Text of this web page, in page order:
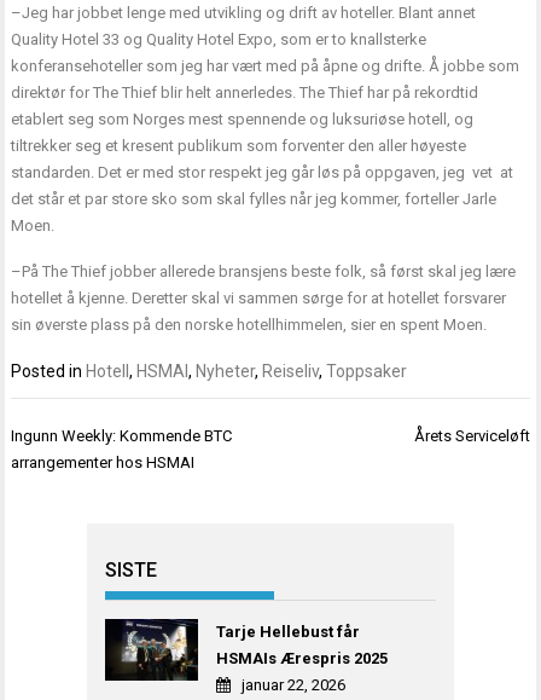
–Jeg har jobbet lenge med utvikling og drift av hoteller. Blant annet
Quality Hotel 33 og Quality Hotel Expo, som er to knallsterke
konferansehoteller som jeg har vært med på åpne og drifte. Å jobbe som
direktør for The Thief blir helt annerledes. The Thief har på rekordtid
etablert seg som Norges mest spennende og luksuriøse hotell, og
tiltrekker seg et kresent publikum som forventer den aller høyeste
standarden. Det er med stor respekt jeg går løs på oppgaven, jeg vet at
det står et par store sko som skal fylles når jeg kommer, forteller Jarle
Moen.
–På The Thief jobber allerede bransjens beste folk, så først skal jeg lære
hotellet å kjenne. Deretter skal vi sammen sørge for at hotellet forsvarer
sin øverste plass på den norske hotellhimmelen, sier en spent Moen.
Posted in Hotell, HSMAI, Nyheter, Reiseliv,Toppsaker
Innleggsnavigasjon
Ingunn Weekly: Kommende BTC
arrangementer hos HSMAI
Årets Serviceløft
SISTE
Tarje Hellebust får
HSMAIs Ærespris 2025
januar 22, 2026